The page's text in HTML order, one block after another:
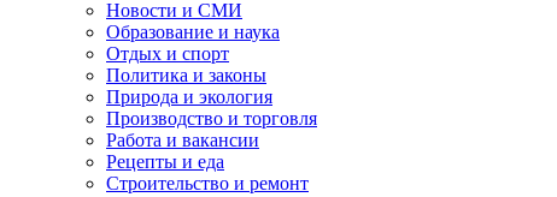
Новости и СМИ
Образование и наука
Отдых и спорт
Политика и законы
Природа и экология
Производство и торговля
Работа и вакансии
Рецепты и еда
Строительство и ремонт